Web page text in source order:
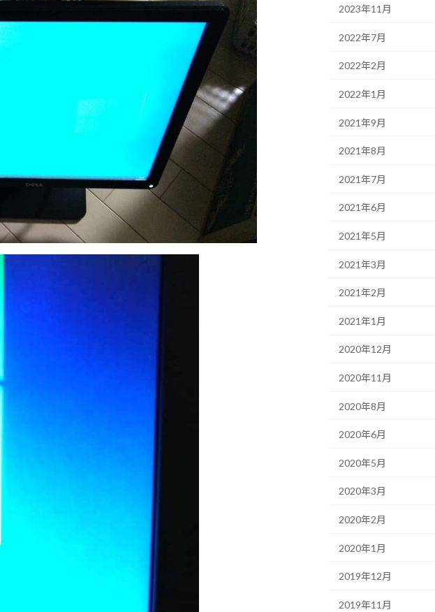
2023年11月
2022年7月
2022年2月
2022年1月
2021年9月
2021年8月
2021年7月
2021年6月
2021年5月
2021年3月
2021年2月
2021年1月
2020年12月
2020年11月
2020年8月
2020年6月
2020年5月
2020年3月
2020年2月
2020年1月
2019年12月
2019年11月